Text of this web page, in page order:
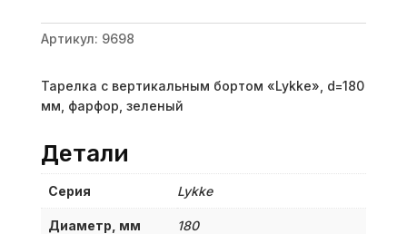
Артикул: 9698
Тарелка с вертикальным бортом «Lykke», d=180
мм, фарфор, зеленый
Детали
Серия Lykke
Диаметр, мм 180